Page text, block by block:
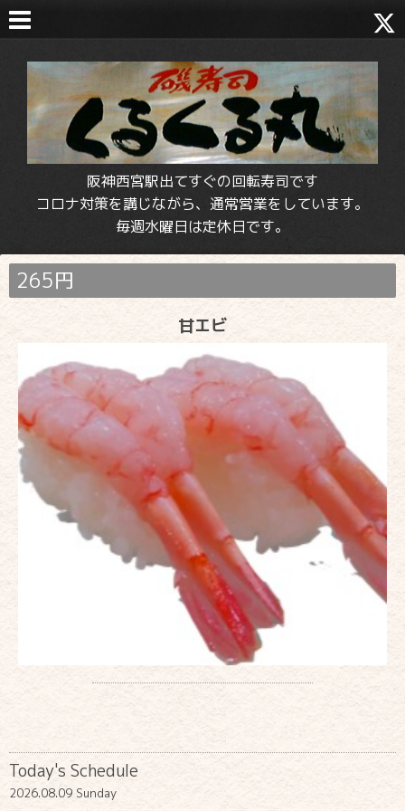
阪神西宮駅出てすぐの回転寿司です
コロナ対策を講じながら、通常営業をしています。
毎週水曜日は定休日です。
265円
甘エビ
Today's Schedule
2026.08.09 Sunday